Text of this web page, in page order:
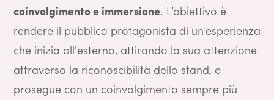
coinvolgimento e immersione. L’obiettivo è
rendere il pubblico protagonista di un’esperienza
che inizia all'esterno, attirando la sua attenzione
attraverso la riconoscibilità dello stand, e
prosegue con un coinvolgimento sempre più